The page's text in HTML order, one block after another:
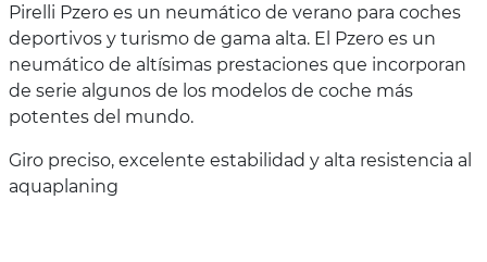
Pirelli Pzero es un neumático de verano para coches
deportivos y turismo de gama alta. El Pzero es un
neumático de altísimas prestaciones que incorporan
de serie algunos de los modelos de coche más
potentes del mundo.
Giro preciso, excelente estabilidad y alta resistencia al
aquaplaning